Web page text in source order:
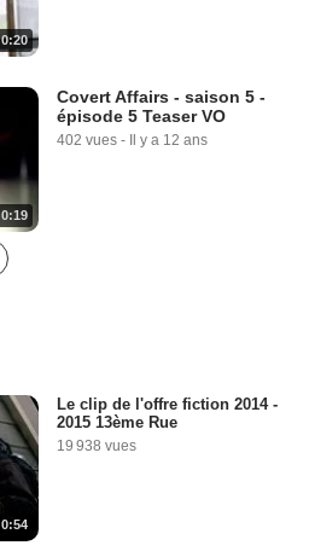
0:20
0:19
Covert Affairs - saison 5 -
épisode 5 Teaser VO
402 vues - Il y a 12 ans
0:54
Le clip de l'offre fiction 2014 -
2015 13ème Rue
19 938 vues